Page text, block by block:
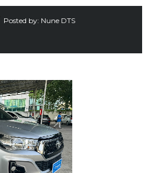
Posted by: Nune DTS